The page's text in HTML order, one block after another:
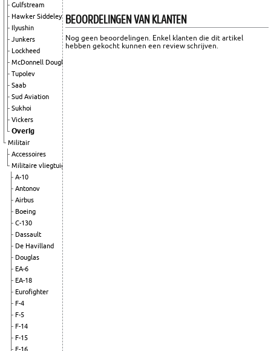
Gulfstream
Hawker Siddeley
Ilyushin
Junkers
Lockheed
McDonnell Douglas
Tupolev
Saab
Sud Aviation
Sukhoi
Vickers
Overig
Militair
Accessoires
Militaire vliegtuigen
A-10
Antonov
Airbus
Boeing
C-130
Dassault
De Havilland
Douglas
EA-6
EA-18
Eurofighter
F-4
F-5
F-14
F-15
F-16
BEOORDELINGEN VAN KLANTEN
Nog geen beoordelingen. Enkel klanten die dit artikel
hebben gekocht kunnen een review schrijven.